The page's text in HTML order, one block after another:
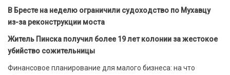
В Бресте на неделю ограничили судоходство по Мухавцу
из-за реконструкции моста
Житель Пинска получил более 19 лет колонии за жестокое
убийство сожительницы
Финансовое планирование для малого бизнеса: на что